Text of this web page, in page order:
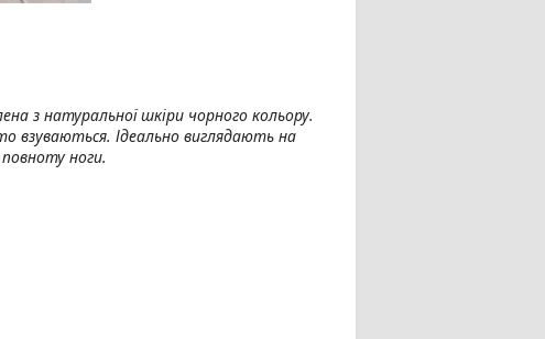
з натуральної шкіри чорного кольору.
взуваються. Ідеально виглядають на
ноги.